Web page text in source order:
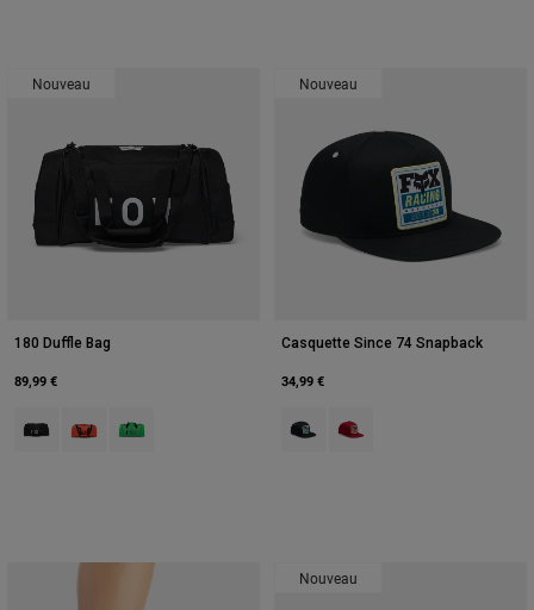
Nouveau
180 Duffle Bag
89,99 €
Product swatch type of Noir.
Product swatch type of Orange.
Product swatch type of Vert vif.
Nouveau
Casquette Since 74 Snapback
34,99 €
Product swatch type of Noir.
Product swatch type of
Nouveau